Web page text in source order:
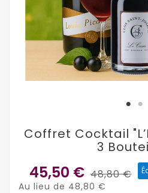
Coffret Cocktail
3
45,50 € 48,80 €
Au lieu de 48,80 €